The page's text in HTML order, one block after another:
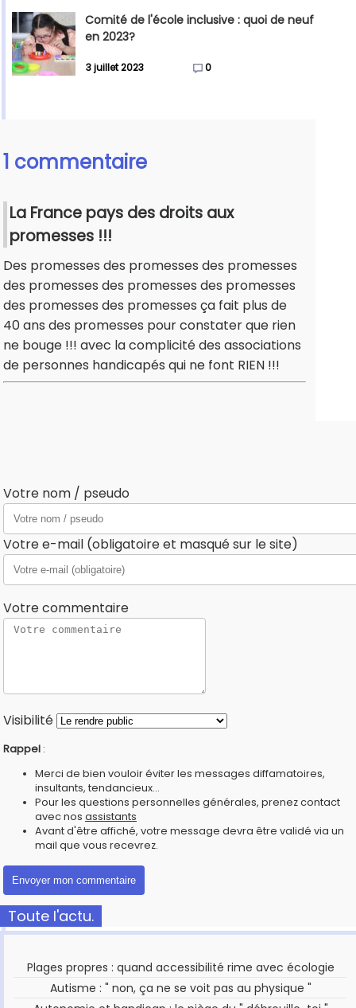
Comité de l'école inclusive : quoi de neuf
en 2023?
3 juillet 2023 0
1 commentaire
La France pays des droits aux
promesses !!!
Des promesses des promesses des promesses
des promesses des promesses des promesses
des promesses des promesses ça fait plus de
40 ans des promesses pour constater que rien
ne bouge !!! avec la complicité des associations
de personnes handicapés qui ne font RIEN !!!
Votre nom / pseudo
Votre e-mail (obligatoire et masqué sur le site)
Votre commentaire
Visibilité
Rappel :
Merci de bien vouloir éviter les messages diffamatoires,
insultants, tendancieux...
Pour les questions personnelles générales, prenez contact
avec nos assistants
Avant d'être affiché, votre message devra être validé via un
mail que vous recevrez.
Toute l'actu.
Plages propres : quand accessibilité rime avec écologie
Autisme : " non, ça ne se voit pas au physique "